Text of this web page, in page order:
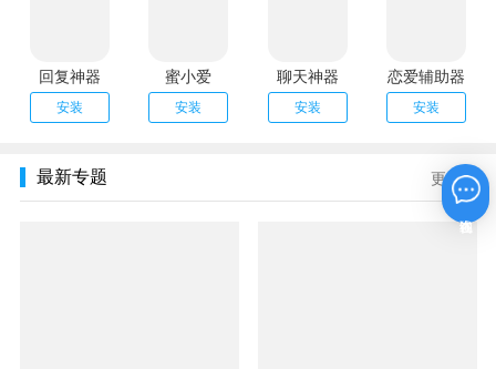
回复神器
安装
蜜小爱
安装
聊天神器
安装
恋爱辅助器
安装
最新专题 更多